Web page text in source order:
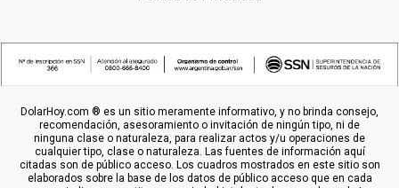
DolarHoy.com ® es un sitio meramente informativo, y no brinda consejo,
recomendación, asesoramiento o invitación de ningún tipo, ni de
ninguna clase o naturaleza, para realizar actos y/u operaciones de
cualquier tipo, clase o naturaleza. Las fuentes de información aquí
citadas son de público acceso. Los cuadros mostrados en este sitio son
elaborados sobre la base de los datos de público acceso que en cada